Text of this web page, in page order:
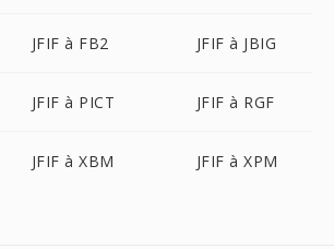
JFIF à FB2 JFIF à JBIG
JFIF à PICT JFIF à RGF
JFIF à XBM JFIF à XPM